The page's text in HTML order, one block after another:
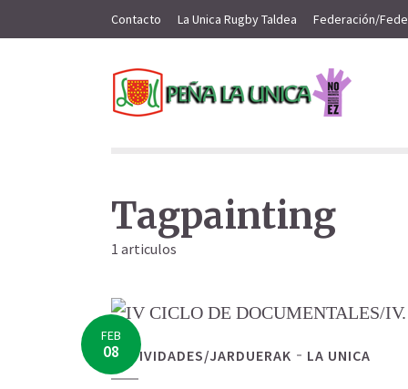
Contacto La Unica Rugby Taldea Federación/
Tagpainting
1 articulos
FEB
08ACTIVIDADES/JARDUERAK LA UNICA